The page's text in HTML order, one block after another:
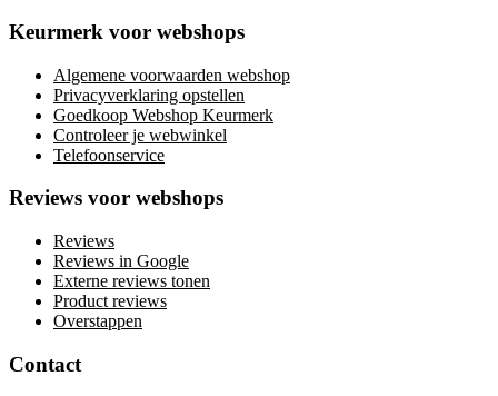
Keurmerk voor webshops
Algemene voorwaarden webshop
Privacyverklaring opstellen
Goedkoop Webshop Keurmerk
Controleer je webwinkel
Telefoonservice
Reviews voor webshops
Reviews
Reviews in Google
Externe reviews tonen
Product reviews
Overstappen
Contact